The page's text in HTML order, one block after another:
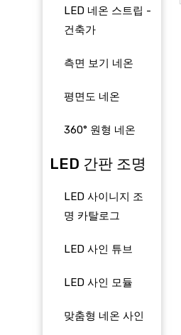
LED 네온 스트립 -
건축가
측면 보기 네온
평면도 네온
360° 원형 네온
LED 간판 조명
LED 사이니지 조
명 카탈로그
LED 사인 튜브
LED 사인 모듈
맞춤형 네온 사인